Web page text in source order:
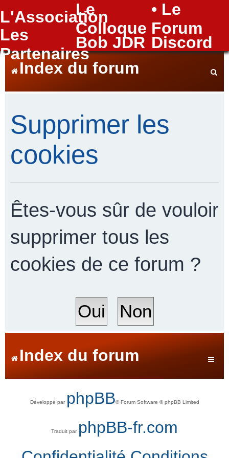
L'Association
Le
Colloque
• Le
Forum
Les
Partenaires
Bob JDR Discord
FAQ
Index du forum
h
h
e
Supprimer les
cookies
Êtes-vous sûr de vouloir
supprimer tous les
cookies de ce forum ?
Index du forum
Développé par phpBB® Forum Software © phpBB Limited
Traduit par phpBB-fr.com